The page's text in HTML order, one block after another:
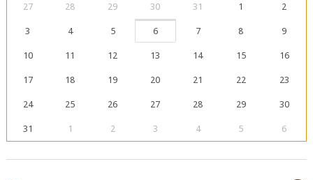
27 28 29 30 31 1 2
3 4 5 6 7 8 9
10 11 12 13 14 15 16
17 18 19 20 21 22 23
24 25 26 27 28 29 30
31 1 2 3 4 5 6